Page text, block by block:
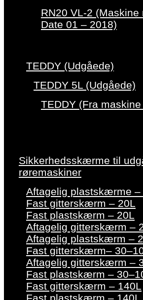
RN20 VL-2 (Maskine
Date 01 – 2018)
TEDDY (Udgåede)
TEDDY 5L (Udgåede)
TEDDY (Fra
Sikkerhedsskærme til
røremaskiner
Aftagelig plastskærme –
Fast gitterskærm – 20L
Fast plastskærm – 20L
Aftagelig gitterskærm –
Aftagelig plastskærm –
Fast gitterskærm–
Aftagelig gitterskærm –
Fast plastskærm –
Fast gitterskærm – 140L